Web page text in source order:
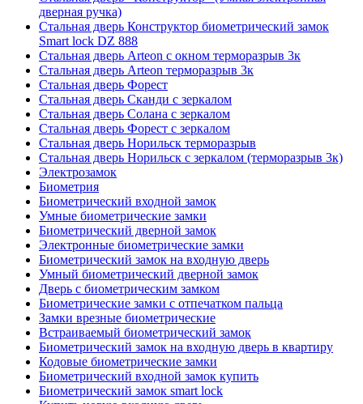
дверная ручка)
Стальная дверь Конструктор биометрический замок
Smart lock DZ 888
Стальная дверь Arteon с окном терморазрыв 3к
Стальная дверь Arteon терморазрыв 3к
Стальная дверь Форест
Стальная дверь Сканди с зеркалом
Стальная дверь Солана с зеркалом
Стальная дверь Форест с зеркалом
Стальная дверь Норильск терморазрыв
Стальная дверь Норильск с зеркалом (терморазрыв 3к)
Электрозамок
Биометрия
Биометрический входной замок
Умные биометрические замки
Биометрический дверной замок
Электронные биометрические замки
Биометрический замок на входную дверь
Умный биометрический дверной замок
Дверь с биометрическим замком
Биометрические замки с отпечатком пальца
Замки врезные биометрические
Встраиваемый биометрический замок
Биометрический замок на входную дверь в квартиру
Кодовые биометрические замки
Биометрический входной замок купить
Биометрический замок smart lock